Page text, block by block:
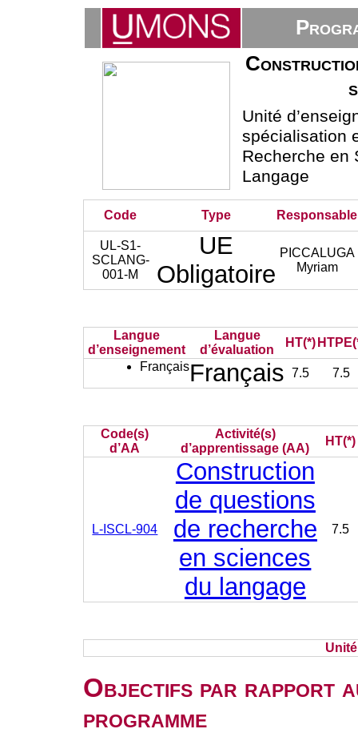
Unité
spécialisation
Recherche en
Langage
Code Type Responsable
UL-S1-
SCLANG-
001-M
UE
Obligatoire
PICCALUGA
Myriam
Langue
d’enseignement
Langue
d’évaluation
HT(*)
FrançaisFrançais 7.5 7.5
Code(s)
d’AA
Activité(s)
d’apprentissage (AA)
HT(*)
L-ISCL-904
Construction
de questions
de recherche
en sciences
du langage
7.5
Objectifs par rapport
programme